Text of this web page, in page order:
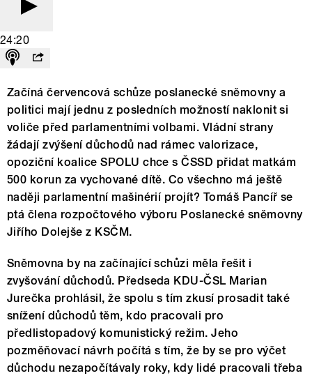
24:20
Začíná červencová schůze poslanecké sněmovny a
politici mají jednu z posledních možností naklonit si
voliče před parlamentními volbami. Vládní strany
žádají zvýšení důchodů nad rámec valorizace,
opoziční koalice SPOLU chce s ČSSD přidat matkám
500 korun za vychované dítě. Co všechno má ještě
naději parlamentní mašinérií projít? Tomáš Pancíř se
ptá člena rozpočtového výboru Poslanecké sněmovny
Jiřího Dolejše z KSČM.
Sněmovna by na začínající schůzi měla řešit i
zvyšování důchodů. Předseda KDU-ČSL Marian
Jurečka prohlásil, že spolu s tím zkusí prosadit také
snížení důchodů těm, kdo pracovali pro
předlistopadový komunistický režim. Jeho
pozměňovací návrh počítá s tím, že by se pro výčet
důchodu nezapočítávaly roky, kdy lidé pracovali třeba